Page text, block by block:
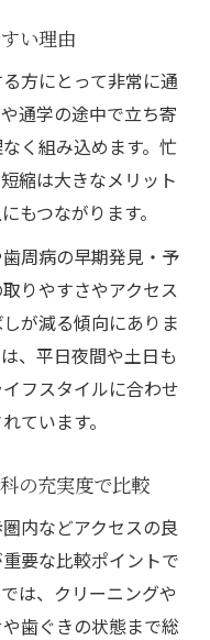
い理由
方にとって非常に通
通学の途中で立ち寄
く組み込めます。忙
縮は大きなメリット
もつながります。
周病の早期発見・予
りやすさやアクセス
が減る傾向にありま
、平日夜間や土日も
フスタイルに合わせ
ています。
の充実度で比較
内などアクセスの良
要な比較ポイントで
は、クリーニングや
歯ぐきの状態まで総